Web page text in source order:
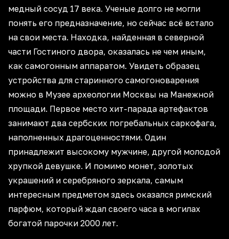
медный сосуд 17 века. Ученые долго не могли
понять его предназначение, но сейчас всё встало
на свои места. Находка, найденная в северной
части Гостиного двора, оказалась не чем иным,
как самогонным аппаратом. Увидеть образец
устройства для старинного самогоноварения
можно в Музее археологии Москвы на Манежной
площади. Первое место хит-парада артефактов
занимают два сербских погребальных саркофага,
наполненных драгоценностями. Один
принадлежит высокому мужчине, другой молодой
хрупкой девушке. И помимо монет, золотых
украшений и серебряного зеркала, самым
интересным предметом здесь оказался римский
парфюм, который ждал своего часа в могилах
богатой парочки 2000 лет.